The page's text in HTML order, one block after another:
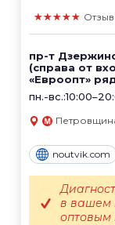
★★★★★
пр-т
(справа от
«Евроопт»
пн.-
noutvik.com
в вашем
оптовым